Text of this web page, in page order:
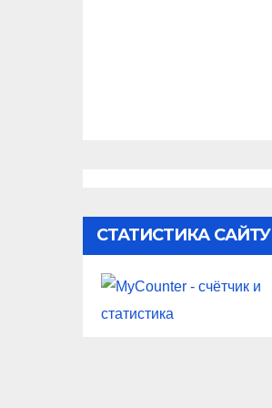
СТАТИСТИКА САЙТУ